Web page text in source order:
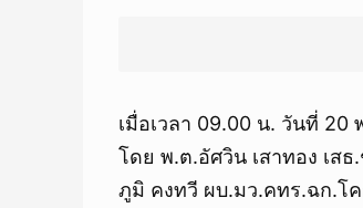
เมื่อเวลา 09.00 น. วันที่
โดย พ.ต.อัศวิน เสาทอง เส
ภูมิ คงทวี ผบ.มว.คทร.ฉก.โ